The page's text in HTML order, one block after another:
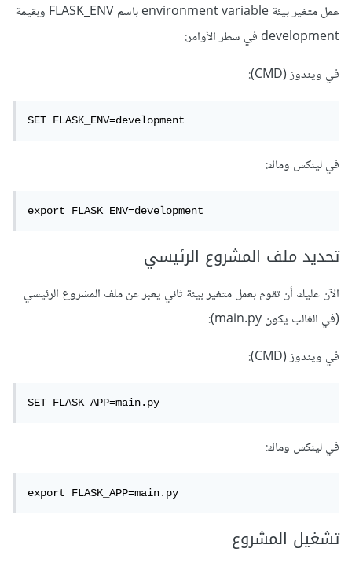
عمل متغير بيئة environment variable باسم FLASK_ENV وبقيمة
development في سطر الأوامر:
في ويندوز (CMD):
SET FLASK_ENV=development
في لينكس وماك:
export FLASK_ENV=development
تحديد ملف المشروع الرئيسي
الآن عليك أن تقوم بعمل متغير بيئة ثاني يعبر عن ملف المشروع الرئيسي
(في الغالب يكون main.py):
في ويندوز (CMD):
SET FLASK_APP=main.py
في لينكس وماك:
export FLASK_APP=main.py
تشغيل المشروع